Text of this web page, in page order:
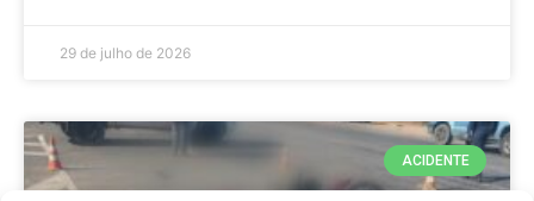
29 de julho de 2026
ACIDENTE